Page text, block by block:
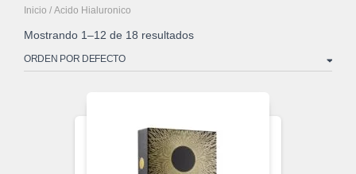
Inicio / Acido Hialuronico
Mostrando 1–12 de 18 resultados